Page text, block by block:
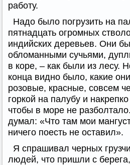
работу.
Надо было погрузить на
пятнадцать огромных
индийских деревьев. Они
обломанными сучьями,
в коре, – как были из лесу.
конца видно было, какие
розовые, красные, совсем
горкой на палубу и
чтобы в море не
думал: «Что там мои
ничего поесть не оставил».
Я спрашивал черных
людей, что пришли с